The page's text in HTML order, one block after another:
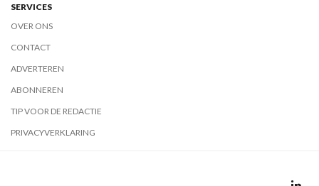
SERVICES
OVER ONS
CONTACT
ADVERTEREN
ABONNEREN
TIP VOOR DE REDACTIE
PRIVACYVERKLARING